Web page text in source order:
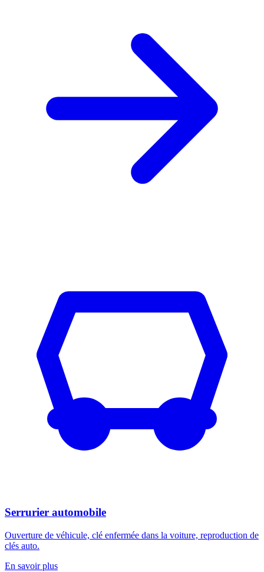
Serrurier automobile
Ouverture de véhicule, clé enfermée dans la voiture, reproduction de
clés auto.
En savoir plus